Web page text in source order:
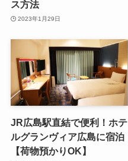
ス方法
2023年1月29日
JR広島駅直結で便利！ホテ
ルグランヴィア広島に宿泊
【荷物預かりOK】